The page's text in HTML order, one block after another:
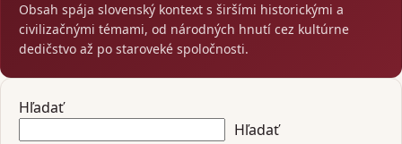
Obsah spája slovenský kontext s širšími historickými a
civilizačnými témami, od národných hnutí cez kultúrne
dedičstvo až po staroveké spoločnosti.
Hľadať
Hľadať